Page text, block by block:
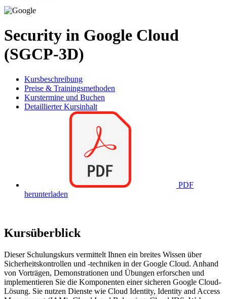
Security in Google Cloud
(SGCP-3D)
Kursbeschreibung
Preise & Trainingsmethoden
Kurstermine und Buchen
Detaillierter Kursinhalt
PDF
herunterladen
Kursüberblick
Dieser Schulungskurs vermittelt Ihnen ein breites Wissen über
Sicherheitskontrollen und -techniken in der Google Cloud. Anhand
von Vorträgen, Demonstrationen und Übungen erforschen und
implementieren Sie die Komponenten einer sicheren Google Cloud-
Lösung. Sie nutzen Dienste wie Cloud Identity, Identity and Access